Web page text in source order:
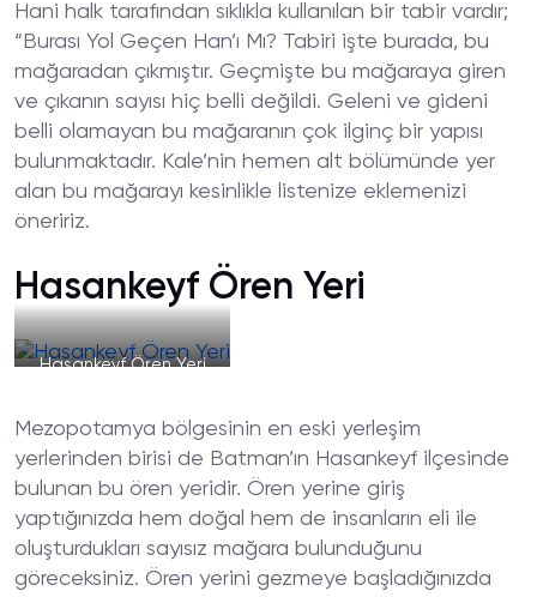
Hani halk tarafından sıklıkla kullanılan bir tabir vardır;
“Burası Yol Geçen Han’ı Mı? Tabiri işte burada, bu
mağaradan çıkmıştır. Geçmişte bu mağaraya giren
ve çıkanın sayısı hiç belli değildi. Geleni ve gideni
belli olamayan bu mağaranın çok ilginç bir yapısı
bulunmaktadır. Kale’nin hemen alt bölümünde yer
alan bu mağarayı kesinlikle listenize eklemenizi
öneririz.
Hasankeyf Ören Yeri
Hasankeyf Ören Yeri
Mezopotamya bölgesinin en eski yerleşim
yerlerinden birisi de Batman’ın Hasankeyf ilçesinde
bulunan bu ören yeridir. Ören yerine giriş
yaptığınızda hem doğal hem de insanların eli ile
oluşturdukları sayısız mağara bulunduğunu
göreceksiniz. Ören yerini gezmeye başladığınızda